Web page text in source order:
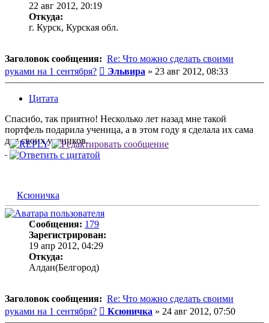
22 авг 2012, 20:19
Откуда:
г. Курск, Курская обл.
Заголовок сообщения: Re: Что можно сделать своими
руками на 1 сентября?
Сообщение
Эльвира » 23 авг 2012, 08:33
Цитата
Спасибо, так приятно! Несколько лет назад мне такой
портфель подарила ученица, а в этом году я сделала их сама
для своих учеников.
Ксюничка
Сообщения: 179
Зарегистрирован:
19 апр 2012, 04:29
Откуда:
Алдан(Белгород)
Заголовок сообщения: Re: Что можно сделать своими
руками на 1 сентября?
Сообщение
Ксюничка » 24 авг 2012, 07:50